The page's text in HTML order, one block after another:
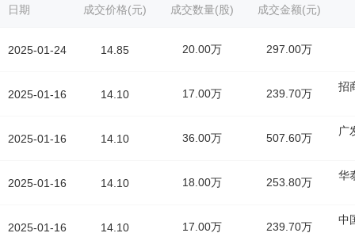
日期
2025-01-24
2025-01-16
2025-01-16
2025-01-16
2025-01-16
成交价格(元) 成交数量(股) 成交金额(元)
14.85 20.00万 297.00万
14.10 17.00万 239.70万
招
14.10 36.00万 507.60万
广
14.10 18.00万 253.80万
华
14.10 17.00万 239.70万
中